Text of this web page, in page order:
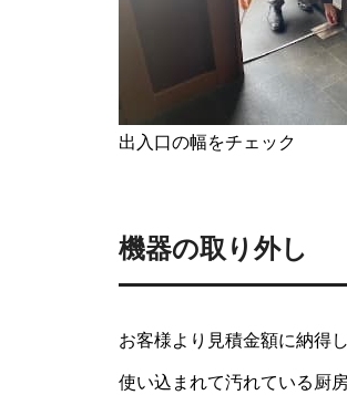
出入口の幅をチェック
機器の取り外し
お客様より見積金額に納得
使い込まれて汚れている厨